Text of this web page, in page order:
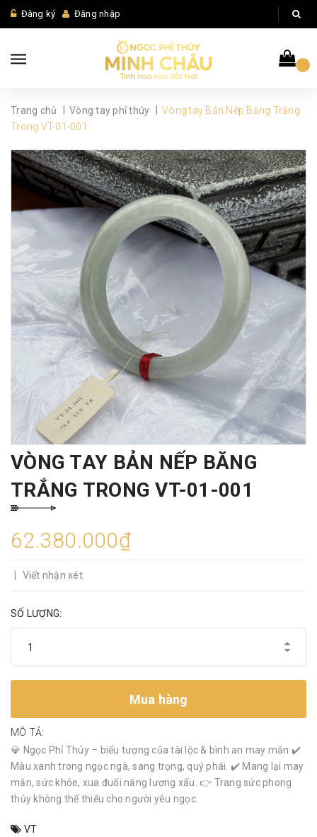
Đăng ký Đăng nhập
Trang chủ Vòng tay phỉ thúy
Vòng tay Bản Nếp Băng Trắng
Trong VT-01-001
VÒNG TAY BẢN NẾP BĂNG
TRẮNG TRONG VT-01-001
62.380.000₫
Viết nhận xét
SỐ LƯỢNG:
Mua hàng
MÔ TẢ:
💎 Ngọc Phỉ Thúy – biểu tượng của tài lộc & bình an may mắn ✔️
Màu xanh trong ngọc ngà, sang trọng, quý phái. ✔️ Mang lại may
mắn, sức khỏe, xua đuổi năng lượng xấu. 👉 Trang sức phong
thủy không thể thiếu cho người yêu ngọc.
VT